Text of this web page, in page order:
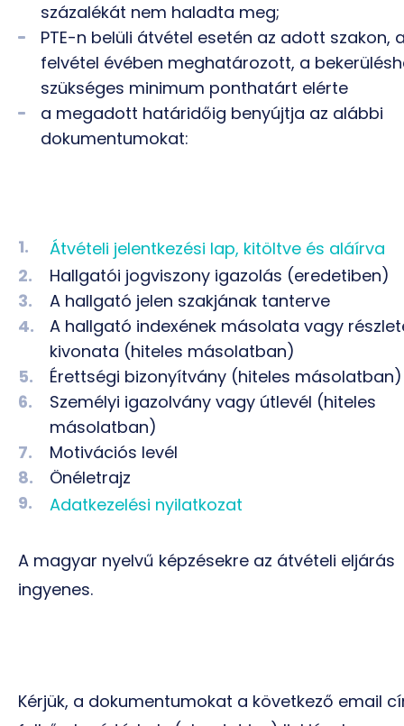
százalékát nem haladta meg;
PTE-n belüli átvétel esetén az adott szakon,
felvétel évében meghatározott, a
szükséges minimum ponthatárt elérte
a megadott határidőig benyújtja az alábbi
dokumentumokat:
Átvételi jelentkezési lap, kitöltve és aláírva
Hallgatói jogviszony igazolás (eredetiben)
A hallgató jelen szakjának tanterve
A hallgató indexének másolata vagy
kivonata (hiteles másolatban)
Érettségi bizonyítvány (hiteles másolatban)
Személyi igazolvány vagy útlevél (hiteles
másolatban)
Motivációs levél
Önéletrajz
Adatkezelési nyilatkozat
A magyar nyelvű képzésekre az átvételi eljárás
ingyenes.
Kérjük, a dokumentumokat a következő email